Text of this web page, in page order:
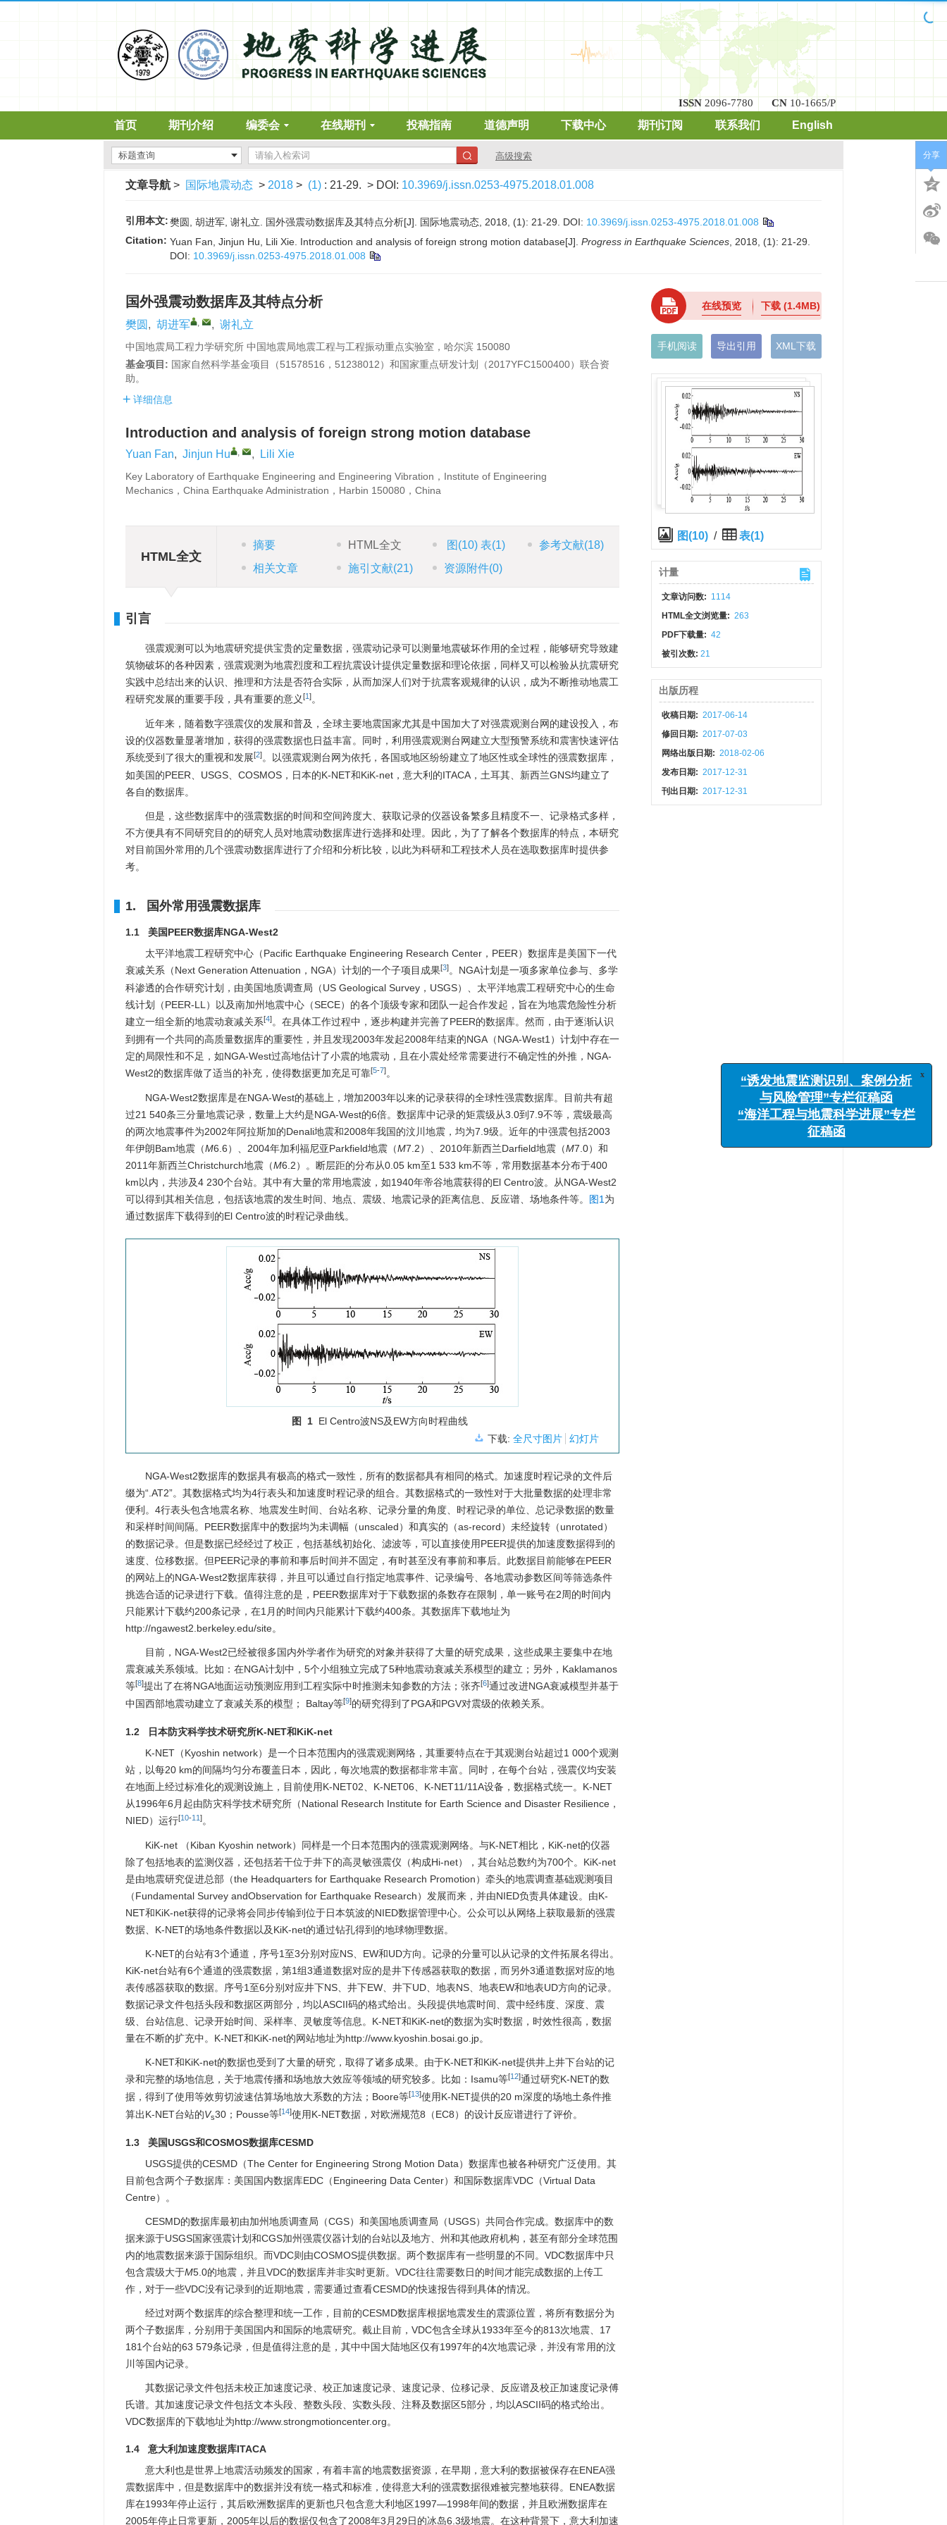
ISSN 2096-7780 CN 10-1665/P
首页 期刊介绍 编委会 在线期刊 投稿指南 道德声明 下载中心 期刊订阅 联系我们 English
高级搜索
文章导航 > 国际地震动态 > 2018 > (1) : 21-29. > DOI: 10.3969/j.issn.0253-4975.2018.01.008
引用本文:樊圆, 胡进军, 谢礼立. 国外强震动数据库及其特点分析[J]. 国际地震动态, 2018, (1): 21-29. DOI: 10.3969/j.issn.0253-4975.2018.01.008
Citation: Yuan Fan, Jinjun Hu, Lili Xie. Introduction and analysis of foreign strong motion database[J]. Progress in Earthquake Sciences , 2018, (1): 21-29.
DOI: 10.3969/j.issn.0253-4975.2018.01.008
国外强震动数据库及其特点分析
樊圆 , 胡进军 , , 谢礼立
中国地震局工程力学研究所 中国地震局地震工程与工程振动重点实验室，哈尔滨 150080
基金项目: 国家自然科学基金项目（51578516，51238012）和国家重点研发计划（2017YFC1500400）联合资
助。
详细信息
Introduction and analysis of foreign strong motion database
Yuan Fan, Jinjun Hu , , Lili Xie
Key Laboratory of Earthquake Engineering and Engineering Vibration，Institute of Engineering
Mechanics，China Earthquake Administration，Harbin 150080，China
HTML全文
摘要 HTML全文 图 (10)表(1) 参考文献(18)
相关文章
施引文献(21) 资源附件(0)
引言
强震观测可以为地震研究提供宝贵的定量数据，强震动记录可以测量地震破坏作用的全过程，能够研究导致建
筑物破坏的各种因素，强震观测为地震烈度和工程抗震设计提供定量数据和理论依据，同样又可以检验从抗震研究
实践中总结出来的认识、推理和方法是否符合实际，从而加深人们对于抗震客观规律的认识，成为不断推动地震工
程研究发展的重要手段，具有重要的意义[1]。
近年来，随着数字强震仪的发展和普及，全球主要地震国家尤其是中国加大了对强震观测台网的建设投入，布
设的仪器数量显著增加，获得的强震数据也日益丰富。同时，利用强震观测台网建立大型预警系统和震害快速评估
系统受到了很大的重视和发展[2]。以强震观测台网为依托，各国或地区纷纷建立了地区性或全球性的强震数据库，
如美国的PEER、USGS、COSMOS，日本的K-NET和KiK-net，意大利的ITACA，土耳其、新西兰GNS均建立了
各自的数据库。
但是，这些数据库中的强震数据的时间和空间跨度大、获取记录的仪器设备繁多且精度不一、记录格式多样，
不方便具有不同研究目的的研究人员对地震动数据库进行选择和处理。因此，为了了解各个数据库的特点，本研究
对目前国外常用的几个强震动数据库进行了介绍和分析比较，以此为科研和工程技术人员在选取数据库时提供参
考。
1. 国外常用强震数据库
1.1 美国PEER数据库NGA-West2
太平洋地震工程研究中心（Pacific Earthquake Engineering Research Center，PEER）数据库是美国下一代
衰减关系（Next Generation Attenuation，NGA）计划的一个子项目成果[3]。NGA计划是一项多家单位参与、多学
科渗透的合作研究计划，由美国地质调查局（US Geological Survey，USGS）、太平洋地震工程研究中心的生命
线计划（PEER-LL）以及南加州地震中心（SECE）的各个顶级专家和团队一起合作发起，旨在为地震危险性分析
建立一组全新的地震动衰减关系[4]。在具体工作过程中，逐步构建并完善了PEER的数据库。然而，由于逐渐认识
到拥有一个共同的高质量数据库的重要性，并且发现2003年发起2008年结束的NGA（NGA-West1）计划中存在一
定的局限性和不足，如NGA-West过高地估计了小震的地震动，且在小震处经常需要进行不确定性的外推，NGA-
West2的数据库做了适当的补充，使得数据更加充足可靠[5-7]。
NGA-West2数据库是在NGA-West的基础上，增加2003年以来的记录获得的全球性强震数据库。目前共有超
过21 540条三分量地震记录，数量上大约是NGA-West的6倍。数据库中记录的矩震级从3.0到7.9不等，震级最高
的两次地震事件为2002年阿拉斯加的Denali地震和2008年我国的汶川地震，均为7.9级。近年的中强震包括2003
年伊朗Bam地震（M6.6）、2004年加利福尼亚Parkfield地震（M7.2）、2010年新西兰Darfield地震（M7.0）和
2011年新西兰Christchurch地震（M6.2）。断层距的分布从0.05 km至1 533 km不等，常用数据基本分布于400
km以内，共涉及4 230个台站。其中有大量的常用地震波，如1940年帝谷地震获得的El Centro波。从NGA-West2
可以得到其相关信息，包括该地震的发生时间、地点、震级、地震记录的距离信息、反应谱、场地条件等。 图1 为
通过数据库下载得到的El Centro波的时程记录曲线。
图 1 El Centro波NS及EW方向时程曲线
下载:全尺寸图片 幻灯片
NGA-West2数据库的数据具有极高的格式一致性，所有的数据都具有相同的格式。加速度时程记录的文件后
缀为“.AT2”。其数据格式均为4行表头和加速度时程记录的组合。其数据格式的一致性对于大批量数据的处理非常
便利。4行表头包含地震名称、地震发生时间、台站名称、记录分量的角度、时程记录的单位、总记录数据的数量
和采样时间间隔。PEER数据库中的数据均为未调幅（unscaled）和真实的（as-record）未经旋转（unrotated）
的数据记录。但是数据已经经过了校正，包括基线初始化、滤波等，可以直接使用PEER提供的加速度数据得到的
速度、位移数据。但PEER记录的事前和事后时间并不固定，有时甚至没有事前和事后。此数据目前能够在PEER
的网站上的NGA-West2数据库获得，并且可以通过自行指定地震事件、记录编号、各地震动参数区间等筛选条件
挑选合适的记录进行下载。值得注意的是，PEER数据库对于下载数据的条数存在限制，单一账号在2周的时间内
只能累计下载约200条记录，在1月的时间内只能累计下载约400条。其数据库下载地址为
http://ngawest2.berkeley.edu/site。
目前，NGA-West2已经被很多国内外学者作为研究的对象并获得了大量的研究成果，这些成果主要集中在地
震衰减关系领域。比如：在NGA计划中，5个小组独立完成了5种地震动衰减关系模型的建立；另外，Kaklamanos
等[8]提出了在将NGA地面运动预测应用到工程实际中时推测未知参数的方法；张齐[6]通过改进NGA衰减模型并基于
中国西部地震动建立了衰减关系的模型； Baltay等[9]的研究得到了PGA和PGV对震级的依赖关系。
1.2 日本防灾科学技术研究所K-NET和KiK-net
K-NET（Kyoshin network）是一个日本范围内的强震观测网络，其重要特点在于其观测台站超过1 000个观测
站，以每20 km的间隔均匀分布覆盖日本，因此，每次地震的数据都非常丰富。同时，在每个台站，强震仪均安装
在地面上经过标准化的观测设施上，目前使用K-NET02、K-NET06、K-NET11/11A设备，数据格式统一。K-NET
从1996年6月起由防灾科学技术研究所（National Research Institute for Earth Science and Disaster Resilience，
NIED）运行[10-11]。
KiK-net （Kiban Kyoshin network）同样是一个日本范围内的强震观测网络。与K-NET相比，KiK-net的仪器
除了包括地表的监测仪器，还包括若干位于井下的高灵敏强震仪（构成Hi-net），其台站总数约为700个。KiK-net
是由地震研究促进总部（the Headquarters for Earthquake Research Promotion）牵头的地震调查基础观测项目
（Fundamental Survey andObservation for Earthquake Research）发展而来，并由NIED负责具体建设。由K-
NET和KiK-net获得的记录将会同步传输到位于日本筑波的NIED数据管理中心。公众可以从网络上获取最新的强震
数据、K-NET的场地条件数据以及KiK-net的通过钻孔得到的地球物理数据。
K-NET的台站有3个通道，序号1至3分别对应NS、EW和UD方向。记录的分量可以从记录的文件拓展名得出。
KiK-net台站有6个通道的强震数据，第1组3通道数据对应的是井下传感器获取的数据，而另外3通道数据对应的地
表传感器获取的数据。序号1至6分别对应井下NS、井下EW、井下UD、地表NS、地表EW和地表UD方向的记录。
数据记录文件包括头段和数据区两部分，均以ASCII码的格式给出。头段提供地震时间、震中经纬度、深度、震
级、台站信息、记录开始时间、采样率、灵敏度等信息。K-NET和KiK-net的数据为实时数据，时效性很高，数据
量在不断的扩充中。K-NET和KiK-net的网站地址为http://www.kyoshin.bosai.go.jp。
K-NET和KiK-net的数据也受到了大量的研究，取得了诸多成果。由于K-NET和KiK-net提供井上井下台站的记
录和完整的场地信息，关于地震传播和场地放大效应等领域的研究较多。比如：Isamu等[12]通过研究K-NET的数
据，得到了使用等效剪切波速估算场地放大系数的方法；Boore等[13]使用K-NET提供的20 m深度的场地土条件推
算出K-NET台站的Vs30；Pousse等[14]使用K-NET数据，对欧洲规范8（EC8）的设计反应谱进行了评价。
1.3 美国USGS和COSMOS数据库CESMD
USGS提供的CESMD（The Center for Engineering Strong Motion Data）数据库也被各种研究广泛使用。其
目前包含两个子数据库：美国国内数据库EDC（Engineering Data Center）和国际数据库VDC（Virtual Data
Centre）。
CESMD的数据库最初由加州地质调查局（CGS）和美国地质调查局（USGS）共同合作完成。数据库中的数
据来源于USGS国家强震计划和CGS加州强震仪器计划的台站以及地方、州和其他政府机构，甚至有部分全球范围
内的地震数据来源于国际组织。而VDC则由COSMOS提供数据。两个数据库有一些明显的不同。VDC数据库中只
包含震级大于M5.0的地震，并且VDC的数据库并非实时更新。VDC往往需要数日的时间才能完成数据的上传工
作，对于一些VDC没有记录到的近期地震，需要通过查看CESMD的快速报告得到具体的情况。
经过对两个数据库的综合整理和统一工作，目前的CESMD数据库根据地震发生的震源位置，将所有数据分为
两个子数据库，分别用于美国国内和国际的地震研究。截止目前，VDC包含全球从1933年至今的813次地震、17
181个台站的63 579条记录，但是值得注意的是，其中中国大陆地区仅有1997年的4次地震记录，并没有常用的汶
川等国内记录。
其数据记录文件包括未校正加速度记录、校正加速度记录、速度记录、位移记录、反应谱及校正加速度记录傅
氏谱。其加速度记录文件包括文本头段、整数头段、实数头段、注释及数据区5部分，均以ASCII码的格式给出。
VDC数据库的下载地址为http://www.strongmotioncenter.org。
1.4 意大利加速度数据库ITACA
意大利也是世界上地震活动频发的国家，有着丰富的地震数据资源，在早期，意大利的数据被保存在ENEA强
震数据库中，但是数据库中的数据并没有统一格式和标准，使得意大利的强震数据很难被完整地获得。ENEA数据
库在1993年停止运行，其后欧洲数据库的更新也只包含意大利地区1997—1998年间的数据，并且欧洲数据库在
2005年停止日常更新，2005年以后的数据仅包含了2008年3月29日的冰岛6.3级地震。在这种背景下，意大利加速
在线预览 下载(1.4MB)
手机阅读 导出引用 XML下载
图(10) / 表(1)
计量
文章访问数: 1114
HTML全文浏览量: 263
PDF下载量: 42
被引次数:21
出版历程
收稿日期: 2017-06-14
修回日期: 2017-07-03
网络出版日期: 2018-02-06
发布日期: 2017-12-31
刊出日期: 2017-12-31
分享
x
“诱发地震监测识别、案例分析
与风险管理”专栏征稿函